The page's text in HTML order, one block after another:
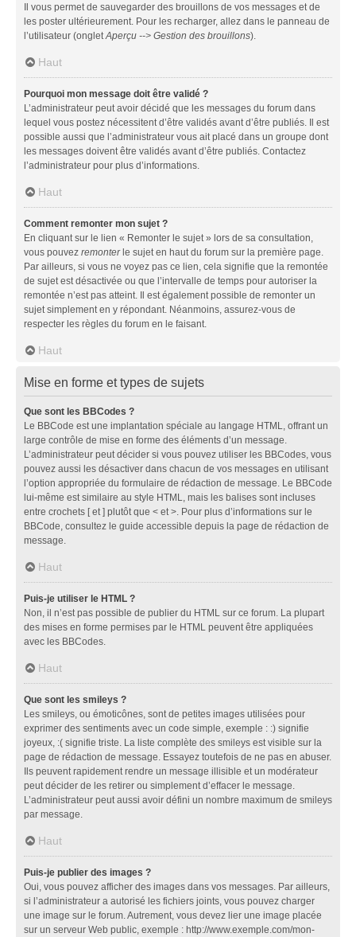
Il vous permet de sauvegarder des brouillons de vos messages et de
les poster ultérieurement. Pour les recharger, allez dans le panneau de
l’utilisateur (ongletAperçu --> Gestion des brouillons).
Haut
Pourquoi mon message doit être validé ?
L’administrateur peut avoir décidé que les messages du forum dans
lequel vous postez nécessitent d’être validés avant d’être publiés. Il est
possible aussi que l’administrateur vous ait placé dans un groupe dont
les messages doivent être validés avant d’être publiés. Contactez
l’administrateur pour plus d’informations.
Haut
Comment remonter mon sujet ?
En cliquant sur le lien « Remonter le sujet » lors de sa consultation,
vous pouvez remonterle sujet en haut du forum sur la première page.
Par ailleurs, si vous ne voyez pas ce lien, cela signifie que la remontée
de sujet est désactivée ou que l’intervalle de temps pour autoriser la
remontée n’est pas atteint. Il est également possible de remonter un
sujet simplement en y répondant. Néanmoins, assurez-vous de
respecter les règles du forum en le faisant.
Haut
Mise en forme et types de sujets
Que sont les BBCodes ?
Le BBCode est une implantation spéciale au langage HTML, offrant un
large contrôle de mise en forme des éléments d’un message.
L’administrateur peut décider si vous pouvez utiliser les BBCodes, vous
pouvez aussi les désactiver dans chacun de vos messages en utilisant
l’option appropriée du formulaire de rédaction de message. Le BBCode
lui-même est similaire au style HTML, mais les balises sont incluses
entre crochets [ et ] plutôt que < et >. Pour plus d’informations sur le
BBCode, consultez le guide accessible depuis la page de rédaction de
message.
Haut
Puis-je utiliser le HTML ?
Non, il n’est pas possible de publier du HTML sur ce forum. La plupart
des mises en forme permises par le HTML peuvent être appliquées
avec les BBCodes.
Haut
Que sont les smileys ?
Les smileys, ou émoticônes, sont de petites images utilisées pour
exprimer des sentiments avec un code simple, exemple : :) signifie
joyeux, :( signifie triste. La liste complète des smileys est visible sur la
page de rédaction de message. Essayez toutefois de ne pas en abuser.
Ils peuvent rapidement rendre un message illisible et un modérateur
peut décider de les retirer ou simplement d’effacer le message.
L’administrateur peut aussi avoir défini un nombre maximum de smileys
par message.
Haut
Puis-je publier des images ?
Oui, vous pouvez afficher des images dans vos messages. Par ailleurs,
si l’administrateur a autorisé les fichiers joints, vous pouvez charger
une image sur le forum. Autrement, vous devez lier une image placée
sur un serveur Web public, exemple : http://www.exemple.com/mon-